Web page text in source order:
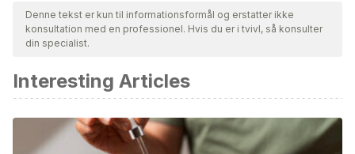
for at sikre deres kvalitet, pålidelighed, aktualitet og validitet.
Bibliografien i denne artikel blev betragtet som pålidelig og af
Sellares, V. Lorenzo. “El reto del control de la
hiperfosfatemia en la enfermedad renal crónica.”
Nefrología28 (2008): 3-6.
Ospina, Camila Andrea Garcia, et al. “Importancia de la
Denne tekst er kun til informationsformål og erstatter ikke
konsultation med en professionel. Hvis du er i tvivl, så konsulter
din specialist.
Interesting Articles